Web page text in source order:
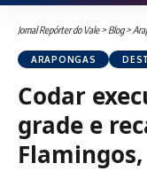
Jornal Repórter do Vale> Blog>
ARAPONGAS
Codar
grade e